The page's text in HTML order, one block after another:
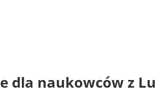
dla naukowców z